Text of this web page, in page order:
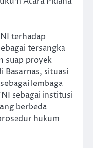
terhadap
tersangka
suap proyek
Basarnas, situasi
lembaga
sebagai institusi
berbeda
hukum